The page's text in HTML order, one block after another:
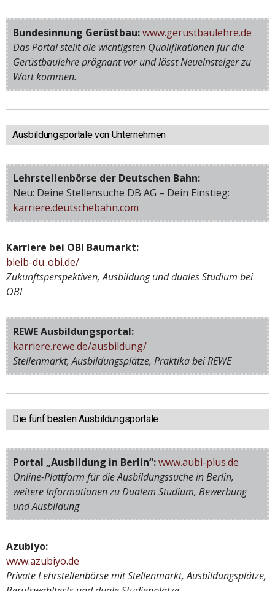
Bundesinnung Gerüstbau:www.gerüstbaulehre.de
Das Portal stellt die wichtigsten Qualifikationen für die
Gerüstbaulehre prägnant vor und lässt Neueinsteiger zu
Wort kommen.
Ausbildungsportale von Unternehmen
Lehrstellenbörse der Deutschen Bahn:
Neu: Deine Stellensuche DB AG – Dein Einstieg:
karriere.deutschebahn.com
Karriere bei OBI Baumarkt:
bleib-du..obi.de/
Zukunftsperspektiven, Ausbildung und duales Studium bei
OBI
REWE Ausbildungsportal:
karriere.rewe.de/ausbildung/
Stellenmarkt, Ausbildungsplätze, Praktika bei REWE
Die fünf besten Ausbildungsportale
Portal „Ausbildung in Berlin“:www.aubi-plus.de
Online-Plattform für die Ausbildungssuche in Berlin,
weitere Informationen zu Dualem Studium, Bewerbung
und Ausbildung
Azubiyo:
www.azubiyo.de
Private Lehrstellenbörse mit Stellenmarkt, Ausbildungsplätze,